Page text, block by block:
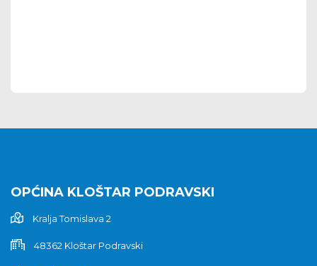
OPĆINA KLOŠTAR PODRAVSKI
Kralja Tomislava 2
48362 Kloštar Podravski